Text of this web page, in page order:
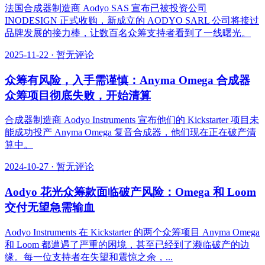
法国合成器制造商 Aodyo SAS 宣布已被投资公司
INODESIGN 正式收购，新成立的 AODYO SARL 公司将接过
品牌发展的接力棒，让数百名众筹支持者看到了一线曙光。
2025-11-22 · 暂无评论
众筹有风险，入手需谨慎：Anyma Omega 合成器
众筹项目彻底失败，开始清算
合成器制造商 Aodyo Instruments 宣布他们的 Kickstarter 项目未
能成功投产 Anyma Omega 复音合成器，他们现在正在破产清
算中。
2024-10-27 · 暂无评论
Aodyo 花光众筹款面临破产风险：Omega 和 Loom
交付无望急需输血
Aodyo Instruments 在 Kickstarter 的两个众筹项目 Anyma Omega
和 Loom 都遭遇了严重的困境，甚至已经到了濒临破产的边
缘。每一位支持者在失望和震惊之余，...